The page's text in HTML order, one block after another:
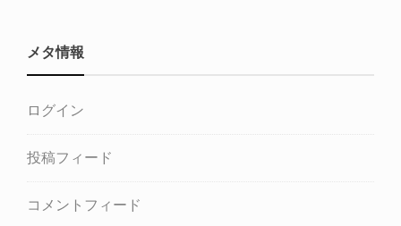
メタ情報
ログイン
投稿フィード
コメントフィード